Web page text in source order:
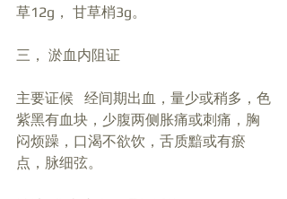
草12g， 甘草梢3g。
三， 淤血内阻证
主要证候   经间期出血，量少或稍多，色
紫黑有血块，少腹两侧胀痛或刺痛，胸
闷烦躁，口渴不欲饮，舌质黯或有瘀
点，脉细弦。